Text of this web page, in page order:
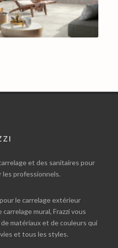
et des sanitaires pour
les professionnels.
le carrelage extérieur
mural, Frazzi vous
matériaux et de couleurs qui
et tous les styles.